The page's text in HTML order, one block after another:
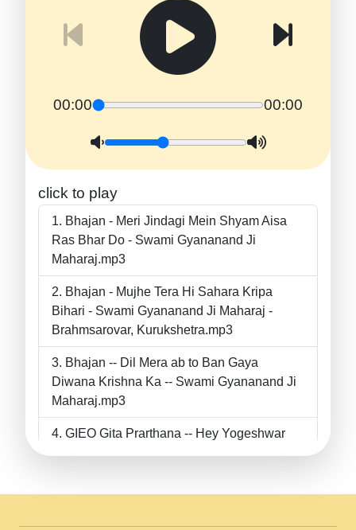
00:00 00:00
click to play
Bhajan - Meri Jindagi Mein Shyam Aisa
Ras Bhar Do - Swami Gyananand Ji
Maharaj.mp3
Bhajan - Mujhe Tera Hi Sahara Kripa
Bihari - Swami Gyananand Ji Maharaj -
Brahmsarovar, Kurukshetra.mp3
Bhajan -- Dil Mera ab to Ban Gaya
Diwana Krishna Ka -- Swami Gyananand Ji
Maharaj.mp3
GIEO Gita Prarthana -- Hey Yogeshwar
II Swami Gyananand Ji Maharaj.mp3